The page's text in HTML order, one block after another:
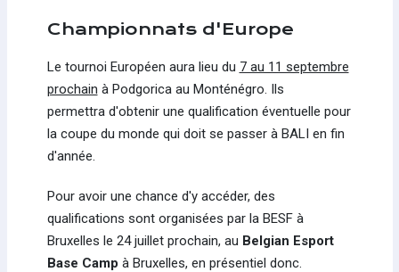
Championnats d'Europe
Le tournoi Européen aura lieu du 7 au 11 septembre
prochain à Podgorica au Monténégro. Ils
permettra d'obtenir une qualification éventuelle pour
la coupe du monde qui doit se passer à BALI en fin
d'année.
Pour avoir une chance d'y accéder, des
qualifications sont organisées par la BESF à
Bruxelles le 24 juillet prochain, au Belgian Esport
Base Camp à Bruxelles, en présentiel donc.